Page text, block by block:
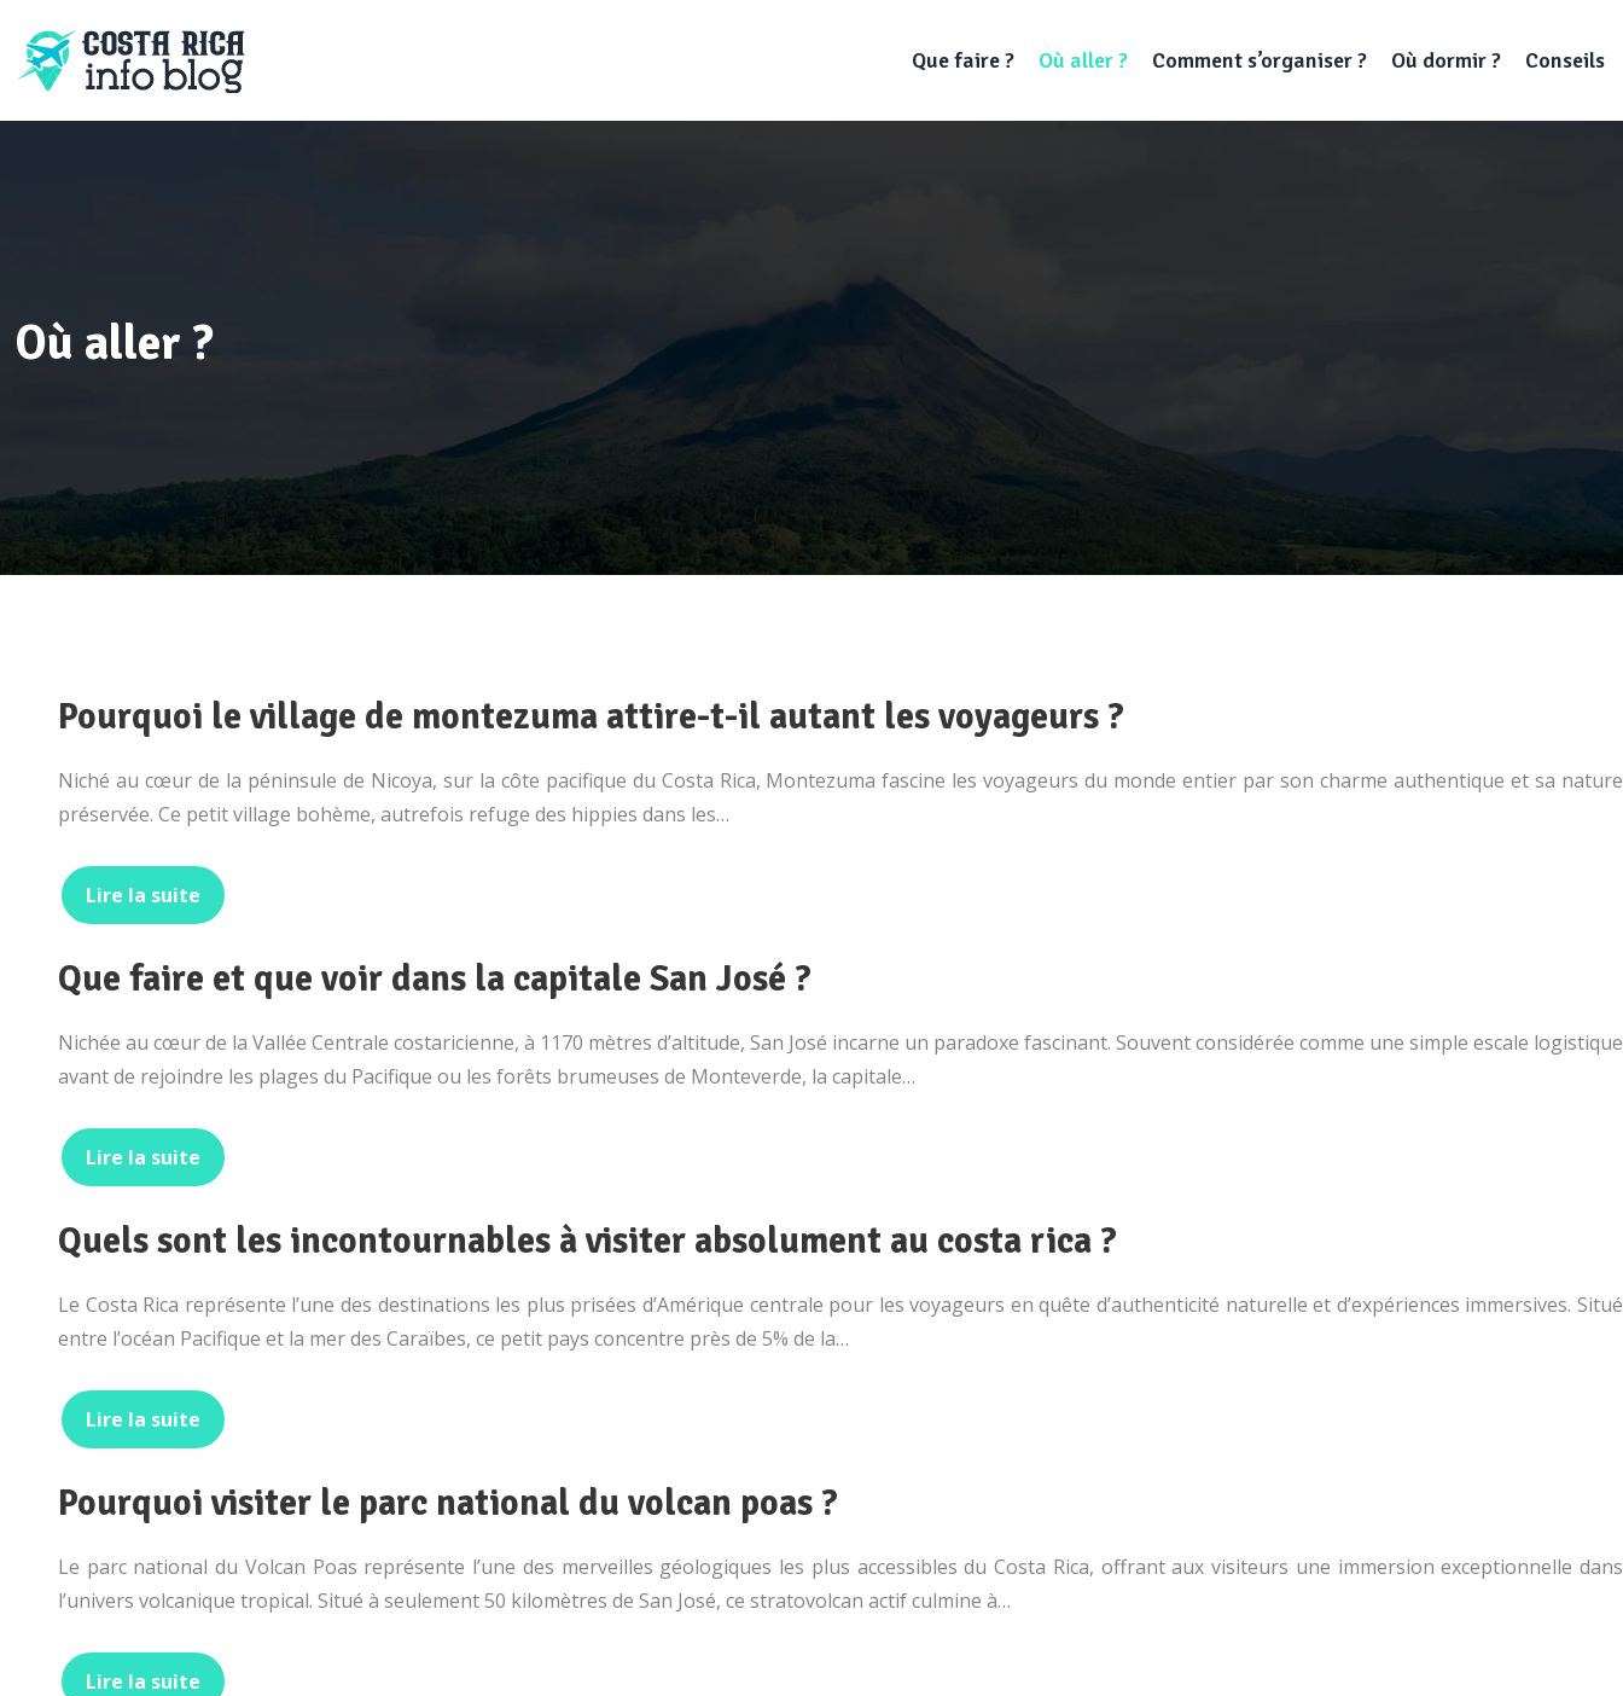
Que faire ? Où aller ? Comment s’organiser ? Où dormir ? Conseils
Où aller ?
Pourquoi le village de montezuma attire-t-il autant les voyageurs ?
Niché au cœur de la péninsule de Nicoya, sur la côte pacifique du Costa Rica, Montezuma fascine les voyageurs du monde entier par son charme authentique et sa nature
préservée. Ce petit village bohème, autrefois refuge des hippies dans les…
Lire la suite
Que faire et que voir dans la capitale San José ?
Nichée au cœur de la Vallée Centrale costaricienne, à 1170 mètres d’altitude, San José incarne un paradoxe fascinant. Souvent considérée comme une simple escale logistique
avant de rejoindre les plages du Pacifique ou les forêts brumeuses de Monteverde, la capitale…
Lire la suite
Quels sont les incontournables à visiter absolument au costa rica ?
Le Costa Rica représente l’une des destinations les plus prisées d’Amérique centrale pour les voyageurs en quête d’authenticité naturelle et d’expériences immersives. Situé
entre l’océan Pacifique et la mer des Caraïbes, ce petit pays concentre près de 5% de la…
Lire la suite
Pourquoi visiter le parc national du volcan poas ?
Le parc national du Volcan Poas représente l’une des merveilles géologiques les plus accessibles du Costa Rica, offrant aux visiteurs une immersion exceptionnelle dans
l’univers volcanique tropical. Situé à seulement 50 kilomètres de San José, ce stratovolcan actif culmine à…
Lire la suite